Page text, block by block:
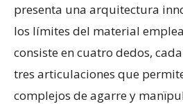
presenta una arquitectura
los límites del material
consiste en cuatro dedos,
tres articulaciones que
complejos de agarre y